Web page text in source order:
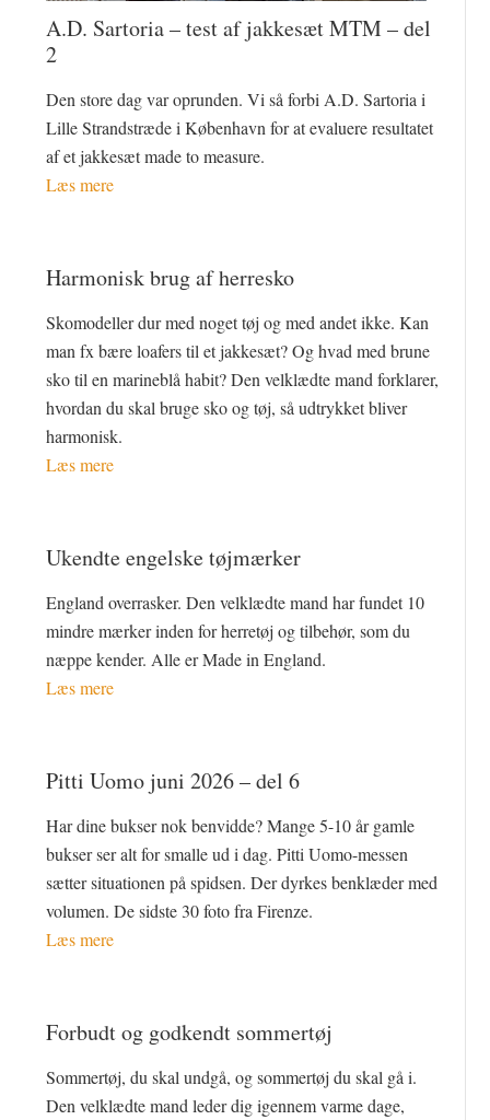
A.D. Sartoria – test af jakkesæt MTM – del
2
Den store dag var oprunden. Vi så forbi A.D. Sartoria i
Lille Strandstræde i København for at evaluere resultatet
af et jakkesæt made to measure.
Læs mere
Harmonisk brug af herresko
Skomodeller dur med noget tøj og med andet ikke. Kan
man fx bære loafers til et jakkesæt? Og hvad med brune
sko til en marineblå habit? Den velklædte mand forklarer,
hvordan du skal bruge sko og tøj, så udtrykket bliver
harmonisk.
Læs mere
Ukendte engelske tøjmærker
England overrasker. Den velklædte mand har fundet 10
mindre mærker inden for herretøj og tilbehør, som du
næppe kender. Alle er Made in England.
Læs mere
Pitti Uomo juni 2026 – del 6
Har dine bukser nok benvidde? Mange 5-10 år gamle
bukser ser alt for smalle ud i dag. Pitti Uomo-messen
sætter situationen på spidsen. Der dyrkes benklæder med
volumen. De sidste 30 foto fra Firenze.
Læs mere
Forbudt og godkendt sommertøj
Sommertøj, du skal undgå, og sommertøj du skal gå i.
Den velklædte mand leder dig igennem varme dage,